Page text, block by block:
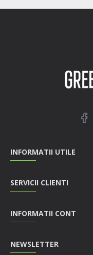
INFORMATII UTILE
SERVICII CLIENTI
INFORMATII CONT
NEWSLETTER